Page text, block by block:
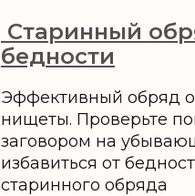
Старинный
бедности
Эффективный обряд
нищеты. Проверьте
заговором на
избавиться от
старинного обряда